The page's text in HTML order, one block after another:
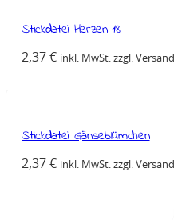
Stickdatei Herzen 18
2,37€ inkl. MwSt. zzgl. Versand
Stickdatei Gänseblümchen
2,37€ inkl. MwSt. zzgl. Versand